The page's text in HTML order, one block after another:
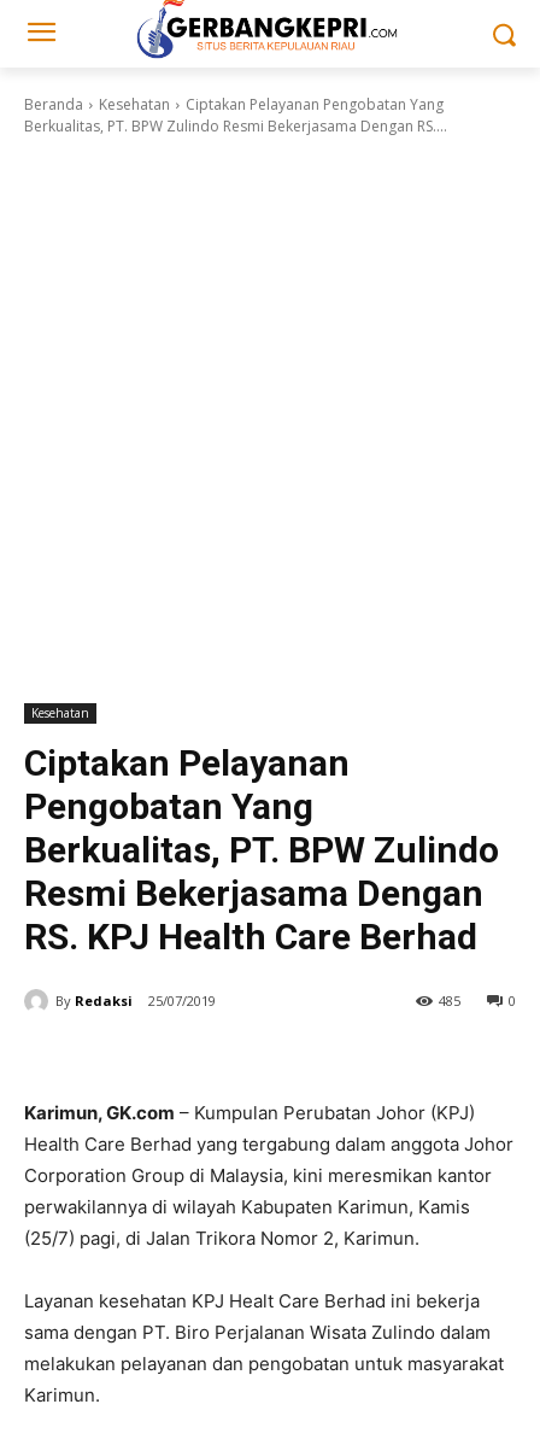
Beranda Kesehatan
Ciptakan Pelayanan Pengobatan Yang
Berkualitas, PT. BPW Zulindo Resmi Bekerjasama Dengan RS....
Kesehatan
Ciptakan Pelayanan
Pengobatan Yang
Berkualitas, PT. BPW Zulindo
Resmi Bekerjasama Dengan
RS. KPJ Health Care Berhad
By Redaksi 25/07/2019 0
485
Karimun, GK.com – Kumpulan Perubatan Johor (KPJ)
Health Care Berhad yang tergabung dalam anggota Johor
Corporation Group di Malaysia, kini meresmikan kantor
perwakilannya di wilayah Kabupaten Karimun, Kamis
(25/7) pagi, di Jalan Trikora Nomor 2, Karimun.
Layanan kesehatan KPJ Healt Care Berhad ini bekerja
sama dengan PT. Biro Perjalanan Wisata Zulindo dalam
melakukan pelayanan dan pengobatan untuk masyarakat
Karimun.